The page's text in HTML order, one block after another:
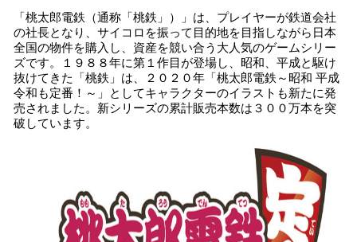
「桃太郎電鉄（通称「桃鉄」）」は、プレイヤーが鉄道会社
の社長となり、サイコロを振って目的地を目指しながら日本
全国の物件を購入し、資産を競い合う大人気のゲームシリー
ズです。１９８８年に第１作目が登場し、昭和、平成と駆け
抜けてきた「桃鉄」は、２０２０年「桃太郎電鉄～昭和 平成
令和も定番！～」としてキャラクターのイラストも新たに発
売されました。新シリーズの累計販売本数は３００万本を突
破しています。